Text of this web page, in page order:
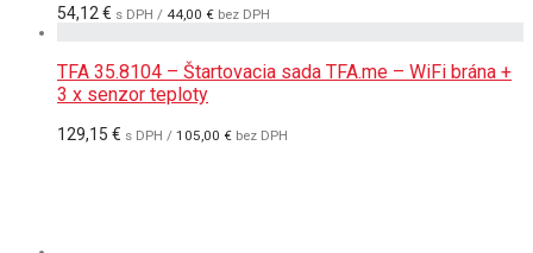
54,12 € s DPH / 44,00 € bez DPH
TFA 35.8104 – Štartovacia sada TFA.me – WiFi brána +
3 x senzor teploty
129,15 € s DPH / 105,00 € bez DPH